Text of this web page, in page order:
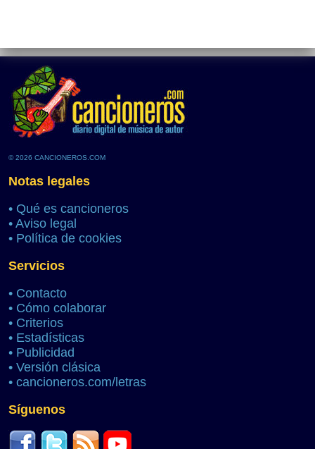
© 2026 CANCIONEROS.COM
Notas legales
• Qué es cancioneros
• Aviso legal
• Política de cookies
Servicios
• Contacto
• Cómo colaborar
• Criterios
• Estadísticas
• Publicidad
• Versión clásica
• cancioneros.com/letras
Síguenos